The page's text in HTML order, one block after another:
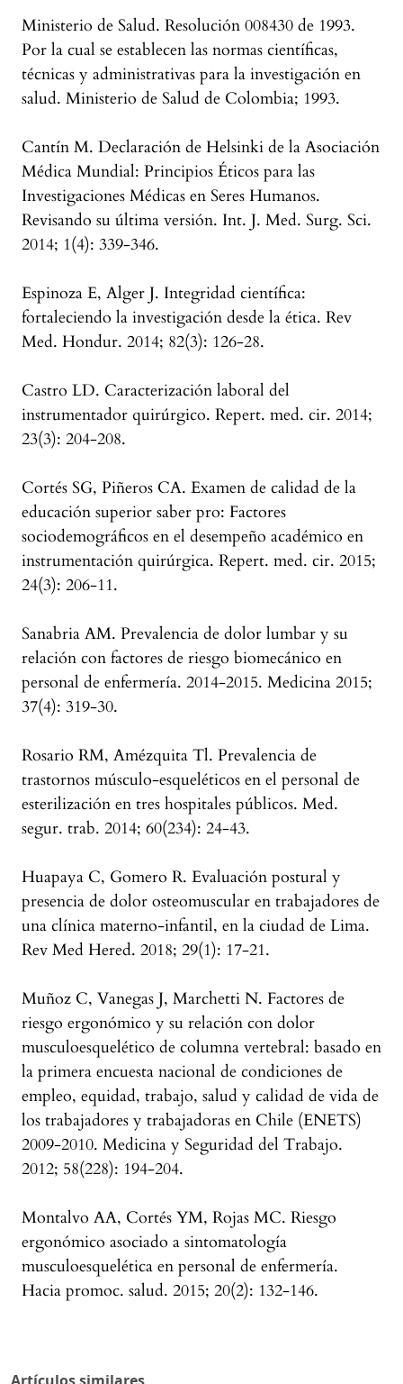
Ministerio de Salud. Resolución 008430 de 1993.
Por la cual se establecen las normas científicas,
técnicas y administrativas para la investigación en
salud. Ministerio de Salud de Colombia; 1993.
Cantín M. Declaración de Helsinki de la Asociación
Médica Mundial: Principios Éticos para las
Investigaciones Médicas en Seres Humanos.
Revisando su última versión. Int. J. Med. Surg. Sci.
2014; 1(4): 339-346.
Espinoza E, Alger J. Integridad científica:
fortaleciendo la investigación desde la ética. Rev
Med. Hondur. 2014; 82(3): 126-28.
Castro LD. Caracterización laboral del
instrumentador quirúrgico. Repert. med. cir. 2014;
23(3): 204-208.
Cortés SG, Piñeros CA. Examen de calidad de la
educación superior saber pro: Factores
sociodemográficos en el desempeño académico en
instrumentación quirúrgica. Repert. med. cir. 2015;
24(3): 206-11.
Sanabria AM. Prevalencia de dolor lumbar y su
relación con factores de riesgo biomecánico en
personal de enfermería. 2014-2015. Medicina 2015;
37(4): 319-30.
Rosario RM, Amézquita Tl. Prevalencia de
trastornos músculo-esqueléticos en el personal de
esterilización en tres hospitales públicos. Med.
segur. trab. 2014; 60(234): 24-43.
Huapaya C, Gomero R. Evaluación postural y
presencia de dolor osteomuscular en trabajadores de
una clínica materno-infantil, en la ciudad de Lima.
Rev Med Hered. 2018; 29(1): 17-21.
Muñoz C, Vanegas J, Marchetti N. Factores de
riesgo ergonómico y su relación con dolor
musculoesquelético de columna vertebral: basado en
la primera encuesta nacional de condiciones de
empleo, equidad, trabajo, salud y calidad de vida de
los trabajadores y trabajadoras en Chile (ENETS)
2009-2010. Medicina y Seguridad del Trabajo.
2012; 58(228): 194-204.
Montalvo AA, Cortés YM, Rojas MC. Riesgo
ergonómico asociado a sintomatología
musculoesquelética en personal de enfermería.
Hacia promoc. salud. 2015; 20(2): 132-146.